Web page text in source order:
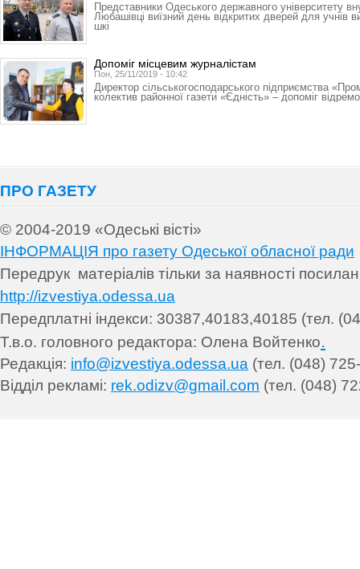
Представники Одеського державного університету
Любашівці виїзний день відкритих дверей для учнів
шкі
Допоміг місцевим журналістам
Пон, 25/11/2019 - 10:42
Директор сільськогосподарського підприємства
колектив районної газети «Єдність» – допоміг
ПРО ГАЗЕТУ
© 2004-2019 «Одеські вісті»
ІНФОРМАЦІЯ про газету Одеської обласної ради
Передрук матеріалів тільки за наявності
http://izvestiya.odessa.ua
Передплатні індекси: 30387,40183,40185 (тел.
Т.в.о. головного редактора: Олена Войтенко.
Редакція: info@izvestiya.odessa.ua (тел. (048)
Відділ рекламі: rek.odizv@gmail.com (тел. (048)